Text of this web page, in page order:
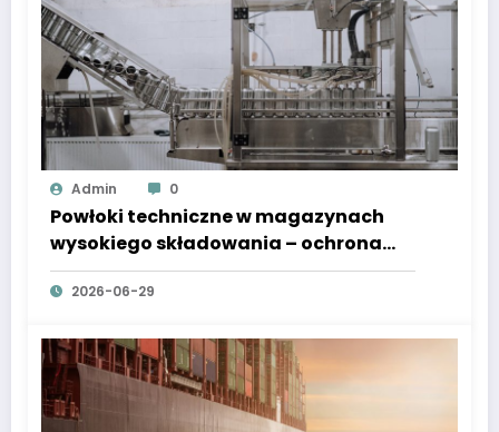
Admin 0
Powłoki techniczne w magazynach
wysokiego składowania – ochrona
konstrukcji i systemów
automatycznych
2026-06-29